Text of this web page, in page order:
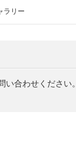
ラリー
合わせください。